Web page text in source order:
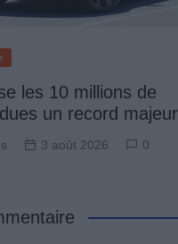
les 10 millions de
un record majeur
3 août 2026 0